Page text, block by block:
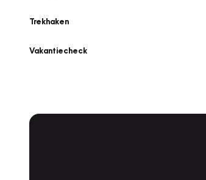
Trekhaken
Vakantiecheck